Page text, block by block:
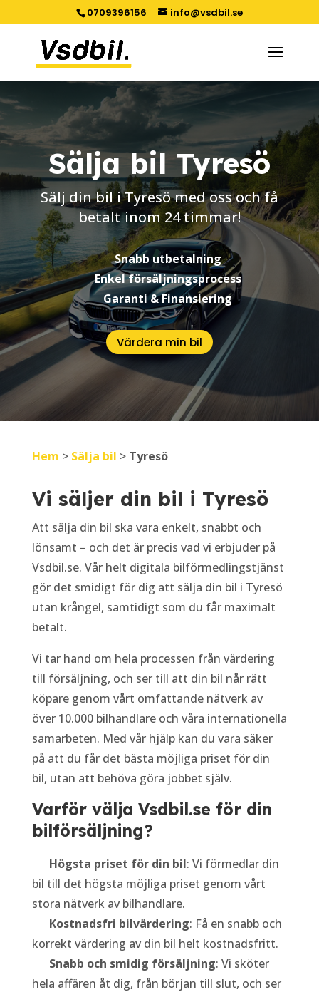
0709396156 info@vsdbil.se
Sälja bil Tyresö
Sälj din bil i Tyresö med oss och få
betalt inom 24 timmar!
Snabb utbetalning
Enkel försäljningsprocess
Garanti & Finansiering
Värdera min bil
Hem > Sälja bil > Tyresö
Vi säljer din bil i Tyresö
Att sälja din bil ska vara enkelt, snabbt och
lönsamt – och det är precis vad vi erbjuder på
Vsdbil.se. Vår helt digitala bilförmedlingstjänst
gör det smidigt för dig att sälja din bil i Tyresö
utan krångel, samtidigt som du får maximalt
betalt.
Vi tar hand om hela processen från värdering
till försäljning, och ser till att din bil når rätt
köpare genom vårt omfattande nätverk av
över 10.000 bilhandlare och våra internationella
samarbeten. Med vår hjälp kan du vara säker
på att du får det bästa möjliga priset för din
bil, utan att behöva göra jobbet själv.
Varför välja Vsdbil.se för din
bilförsäljning?
Högsta priset för din bil: Vi förmedlar din
bil till det högsta möjliga priset genom vårt
stora nätverk av bilhandlare.
Kostnadsfri bilvärdering: Få en snabb och
korrekt värdering av din bil helt kostnadsfritt.
Snabb och smidig försäljning: Vi sköter
hela affären åt dig, från början till slut, och ser